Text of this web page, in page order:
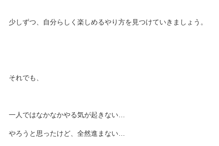
少しずつ、自分らしく楽しめるやり方を見つけていきましょう。
それでも、
一人ではなかなかやる気が起きない…
やろうと思ったけど、全然進まない…